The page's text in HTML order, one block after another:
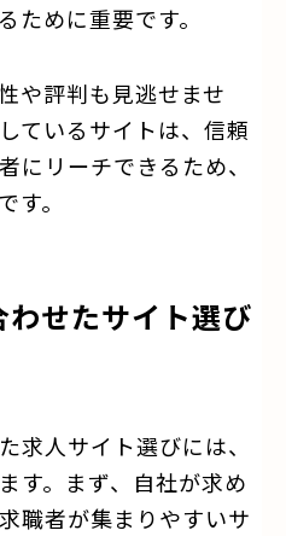
ために重要です。
や評判も見逃せませ
ているサイトは、信頼
にリーチできるため、
す。
せたサイト選び
求人サイト選びには、
す。まず、自社が求め
職者が集まりやすいサ